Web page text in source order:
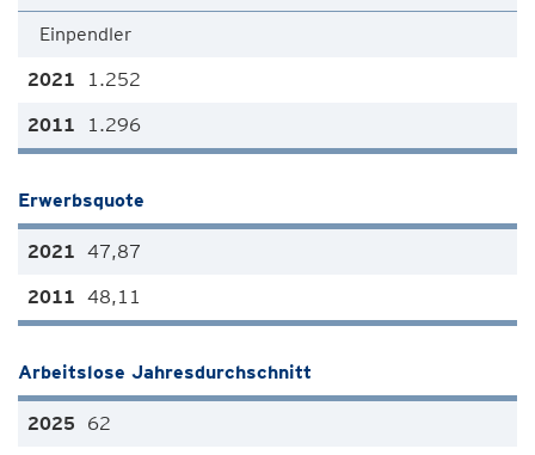
Einpendler
1.252
1.296
Erwerbsquote
47,87
48,11
Arbeitslose Jahresdurchschnitt
62